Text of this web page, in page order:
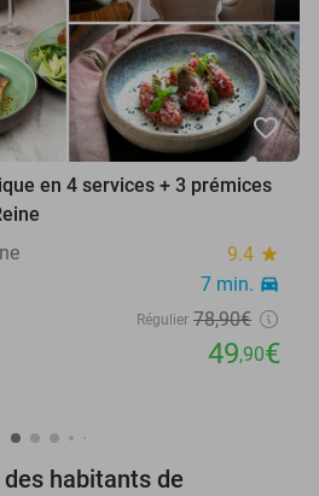
favorite_border
en 4 services + 3 prémices
9.4 star
7 min. directions_car
Régulier 78,90€
49,90€
habitants de